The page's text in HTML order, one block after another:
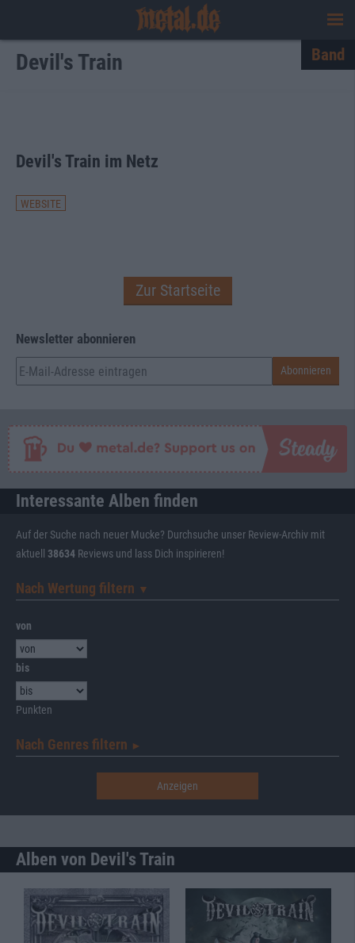
Devil's Train Band
Devil's Train im Netz
WEBSITE
Zur Startseite
Newsletter abonnieren
Interessante Alben finden
Auf der Suche nach neuer Mucke? Durchsuche unser Review-Archiv mit
aktuell 38634 Reviews und lass Dich inspirieren!
Nach Wertung filtern ▼︎
von
bis
Punkten
Nach Genres filtern ►︎
Alben von Devil's Train